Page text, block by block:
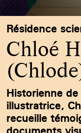
Résidence
Chloé
Historienne
illustratrice,
recueille